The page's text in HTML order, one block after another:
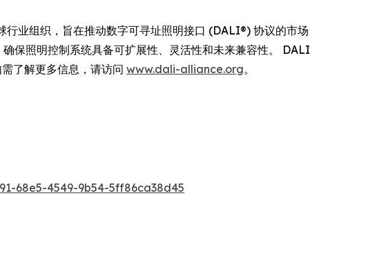
组织，旨在推动数字可寻址照明接口 (DALI®) 协议的市场
保照明控制系统具备可扩展性、灵活性和未来兼容性。 DALI
了解更多信息，请访问 www.dali-alliance.org。
68e5-4549-9b54-5ff86ca38d45